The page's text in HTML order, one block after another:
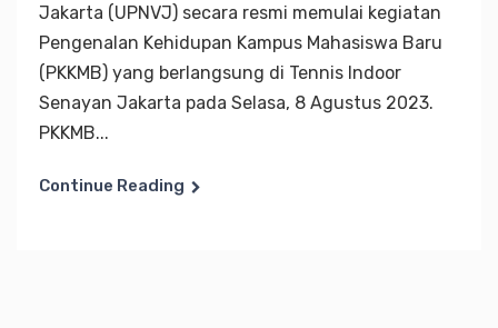
Jakarta (UPNVJ) secara resmi memulai kegiatan
Pengenalan Kehidupan Kampus Mahasiswa Baru
(PKKMB) yang berlangsung di Tennis Indoor
Senayan Jakarta pada Selasa, 8 Agustus 2023.
PKKMB...
Continue Reading